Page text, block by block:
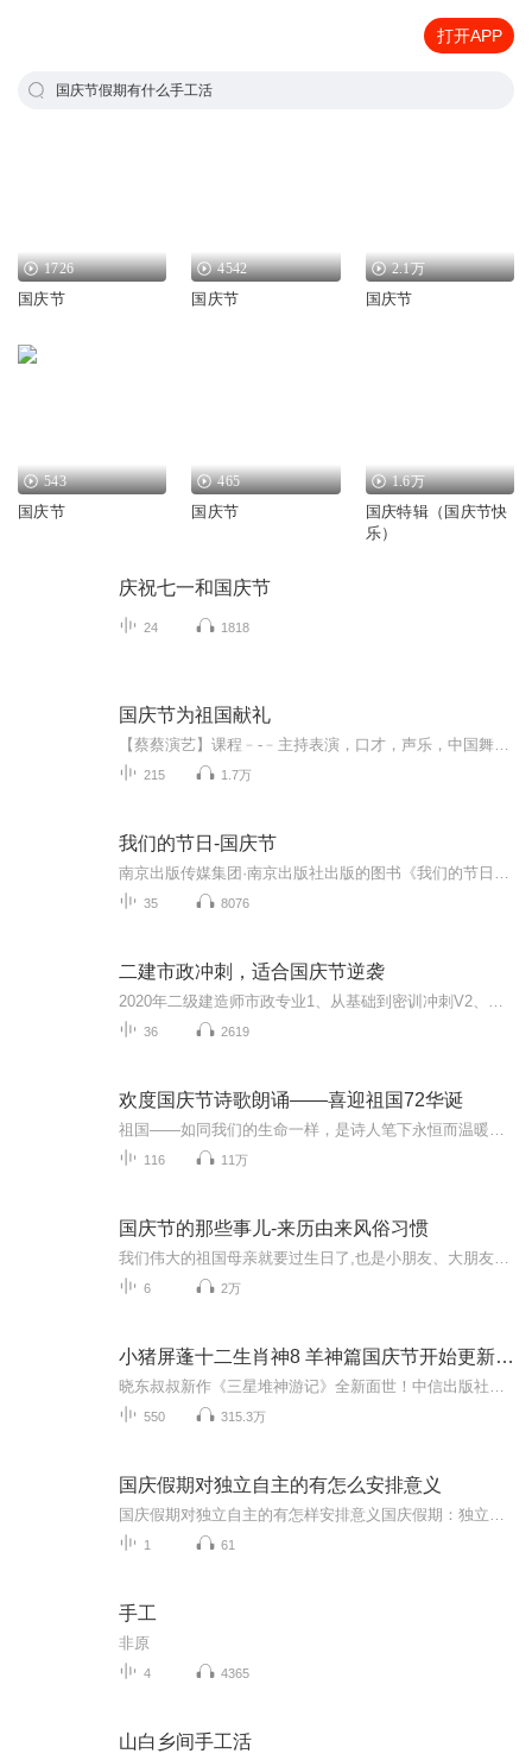
打开APP
国庆节假期有什么手工活
1726
国庆节
4542
国庆节
2.1万
国庆节
543
国庆节
465
国庆节
1.6万
国庆特辑（国庆节快
乐）
庆祝七一和国庆节
24 1818
国庆节为祖国献礼
215 1.7万
我们的节日-国庆节
35 8076
二建市政冲刺，适合国庆节逆袭
36 2619
欢度国庆节诗歌朗诵——喜迎祖国72华诞
116 11万
国庆节的那些事儿-来历由来风俗习惯
6 2万
小猪屏蓬十二生肖神8 羊神篇国庆节开始更新啦！
550 315.3万
国庆假期对独立自主的有怎么安排意义
1 61
手工
非原
4 4365
山白乡间手工活